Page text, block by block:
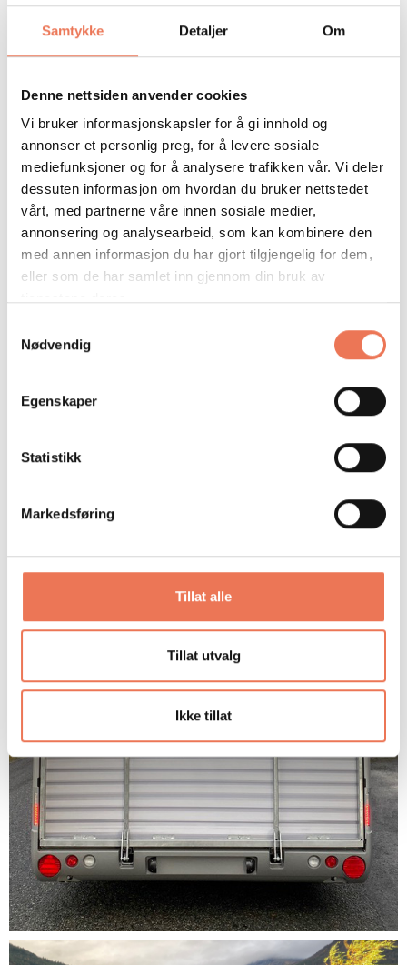
Samtykke Detaljer Om
Denne nettsiden anvender cookies
Vi bruker informasjonskapsler for å gi innhold og
annonser et personlig preg, for å levere sosiale
mediefunksjoner og for å analysere trafikken vår. Vi deler
dessuten informasjon om hvordan du bruker nettstedet
vårt, med partnerne våre innen sosiale medier,
annonsering og analysearbeid, som kan kombinere den
med annen informasjon du har gjort tilgjengelig for dem,
eller som de har samlet inn gjennom din bruk av
Nødvendig
Egenskaper
Statistikk
Markedsføring
Tillat alle
Tillat utvalg
Ikke tillat